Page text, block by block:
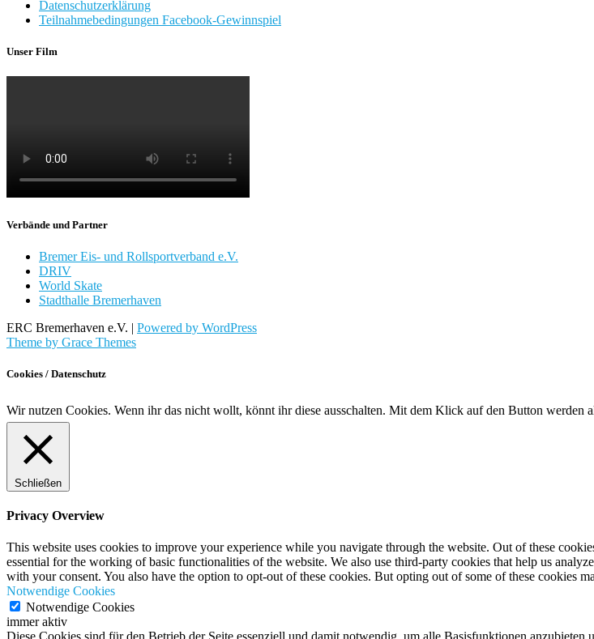
Datenschutzerklärung
Teilnahmebedingungen Facebook-Gewinnspiel
Unser Film
Verbände und Partner
Bremer Eis- und Rollsportverband e.V.
DRIV
World Skate
Stadthalle Bremerhaven
ERC Bremerhaven e.V. | Powered by WordPress
Theme by Grace Themes
Cookies / Datenschutz
Wir nutzen Cookies. Wenn ihr das nicht wollt, könnt ihr diese ausschalten. Mit dem Klick auf den Button werden
Schließen
Privacy Overview
This website uses cookies to improve your experience while you navigate through the website. Out of these
essential for the working of basic functionalities of the website. We also use third-party cookies that help us
with your consent. You also have the option to opt-out of these cookies. But opting out of some of these cookies
Notwendige Cookies
Notwendige Cookies
immer aktiv